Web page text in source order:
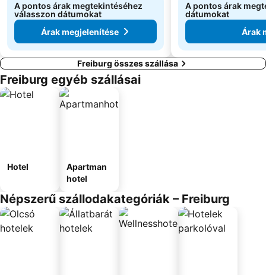
A pontos árak megtekintéséhez
válasszon dátumokat
Árak megjelenítése
A pontos árak
dátumokat
Árak
Freiburg összes szállása
Freiburg egyéb szállásai
Hotel
Apartman
hotel
Népszerű szállodakategóriák – Freiburg